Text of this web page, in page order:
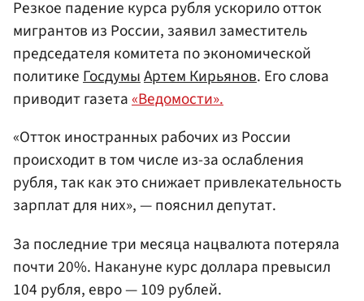
Резкое падение курса рубля ускорило отток
мигрантов из России, заявил заместитель
председателя комитета по экономической
политикеГосдумыАртем Кирьянов. Его слова
приводит газета«Ведомости».
«Отток иностранных рабочих из России
происходит в том числе из-за ослабления
рубля, так как это снижает привлекательность
зарплат для них», — пояснил депутат.
За последние три месяца нацвалюта потеряла
почти 20%. Накануне курс доллара превысил
104 рубля, евро — 109 рублей.